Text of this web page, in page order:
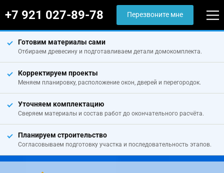
+7 921 027-89-78 Перезвоните мне
Готовим материалы сами
Отбираем древесину и подготавливаем детали домокомплекта.
Корректируем проекты
Меняем планировку, расположение окон, дверей и перегородок.
Уточняем комплектацию
Сверяем материалы и состав работ до окончательного расчёта.
Планируем строительство
Согласовываем подготовку участка и последовательность этапов.